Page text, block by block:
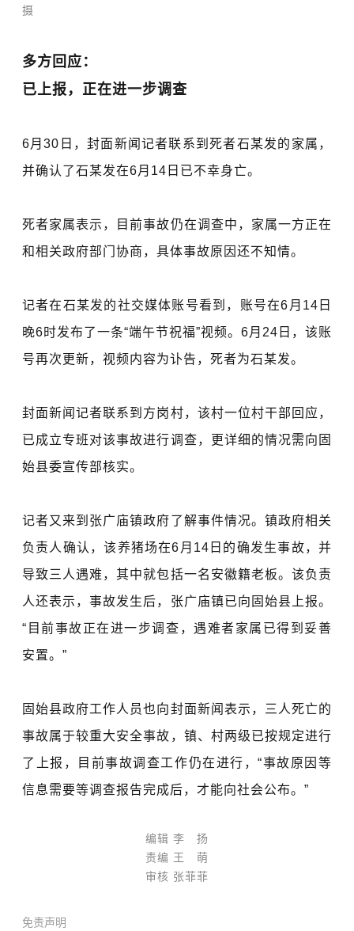
摄
多方回应：
已上报，正在进一步调查
6月30日，封面新闻记者联系到死者石某发的家属，
并确认了石某发在6月14日已不幸身亡。
死者家属表示，目前事故仍在调查中，家属一方正在
和相关政府部门协商，具体事故原因还不知情。
记者在石某发的社交媒体账号看到，账号在6月14日
晚6时发布了一条“端午节祝福”视频。6月24日，该账
号再次更新，视频内容为讣告，死者为石某发。
封面新闻记者联系到方岗村，该村一位村干部回应，
已成立专班对该事故进行调查，更详细的情况需向固
始县委宣传部核实。
记者又来到张广庙镇政府了解事件情况。镇政府相关
负责人确认，该养猪场在6月14日的确发生事故，并
导致三人遇难，其中就包括一名安徽籍老板。该负责
人还表示，事故发生后，张广庙镇已向固始县上报。
“目前事故正在进一步调查，遇难者家属已得到妥善
安置。”
固始县政府工作人员也向封面新闻表示，三人死亡的
事故属于较重大安全事故，镇、村两级已按规定进行
了上报，目前事故调查工作仍在进行，“事故原因等
信息需要等调查报告完成后，才能向社会公布。”
编辑 李 扬
责编 王 萌
审核 张菲菲
免责声明